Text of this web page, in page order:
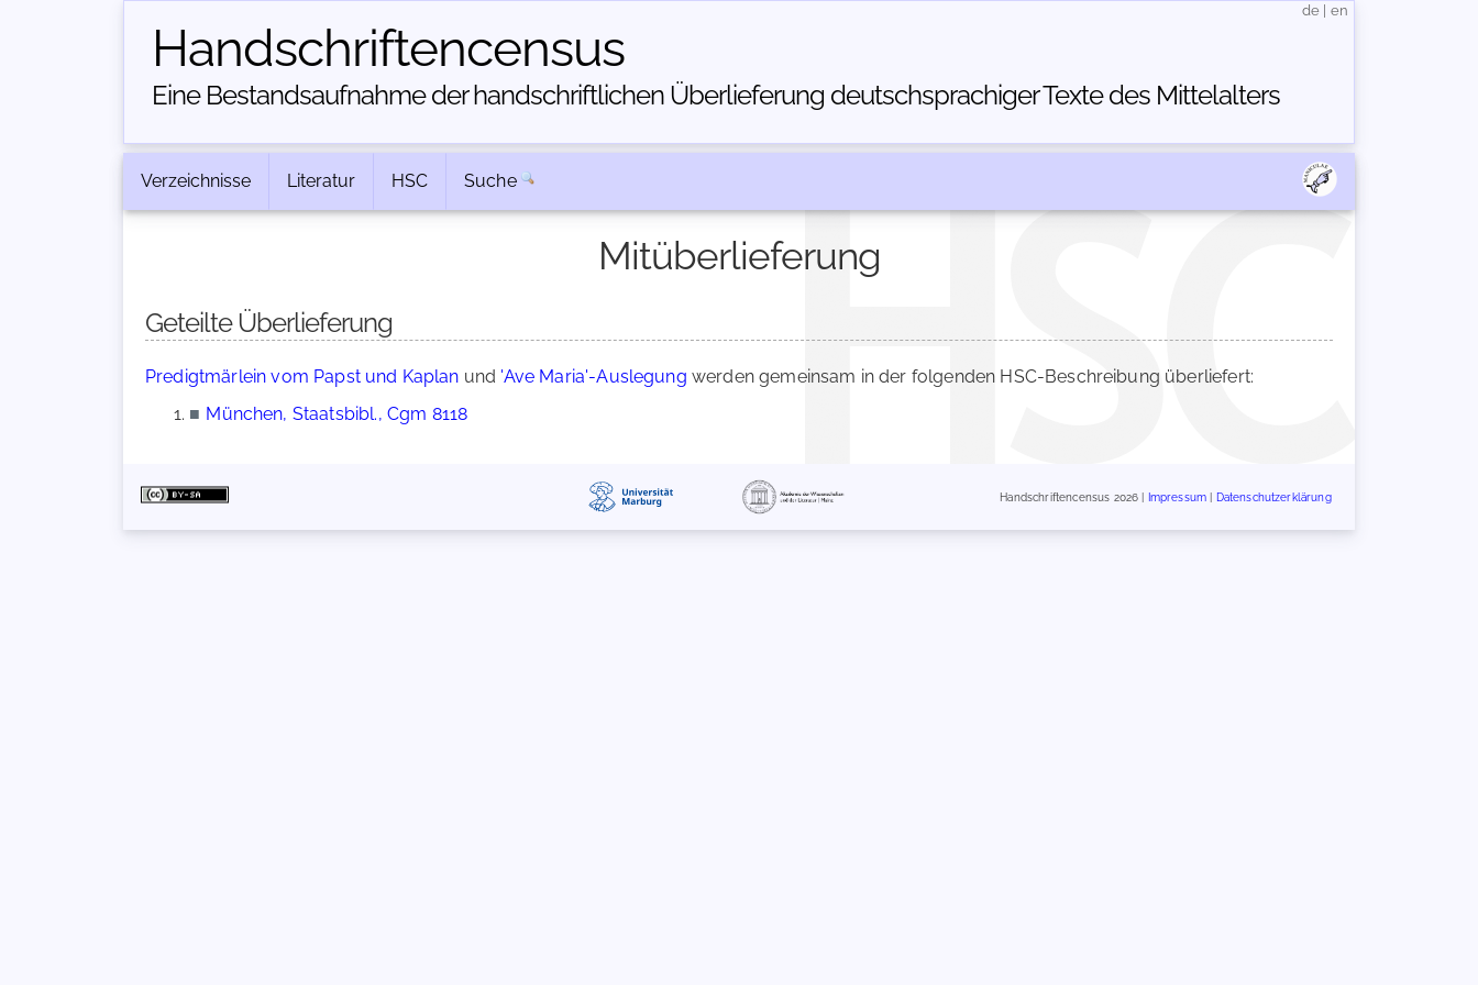
Handschriften­census
Eine Bestandsaufnahme der handschriftlichen Über­lieferung deutschsprachiger Texte des Mittelalters
de en
Verzeichnisse Literatur HSC Suche
Mitüberlieferung
Geteilte Überlieferung
Predigtmärlein vom Papst und Kaplan und 'Ave Maria'-Auslegung werden gemeinsam in der folgenden HSC-Beschreibung überliefert:
■ München, Staatsbibl., Cgm 8118
Handschriftencensus 2026 | Impressum Datenschutzerklärung